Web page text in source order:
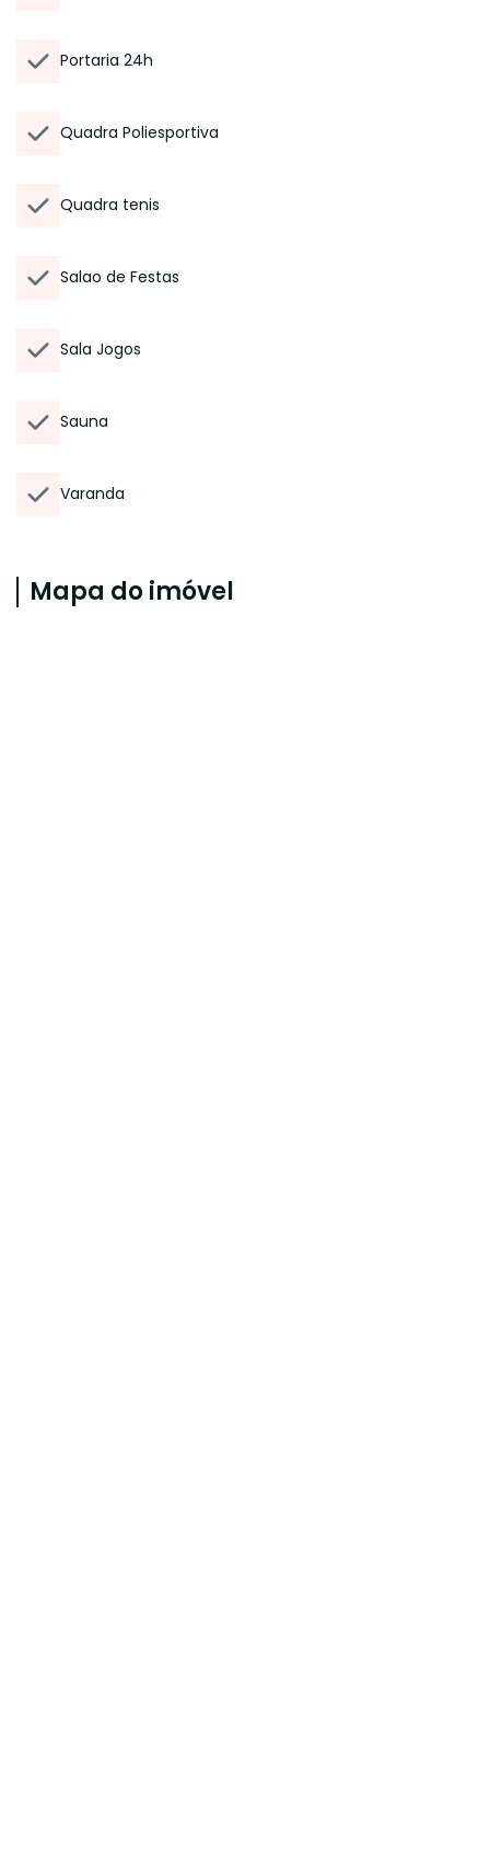
Portaria 24h
Quadra Poliesportiva
Quadra tenis
Salao de Festas
Sala Jogos
Sauna
Varanda
Mapa do imóvel